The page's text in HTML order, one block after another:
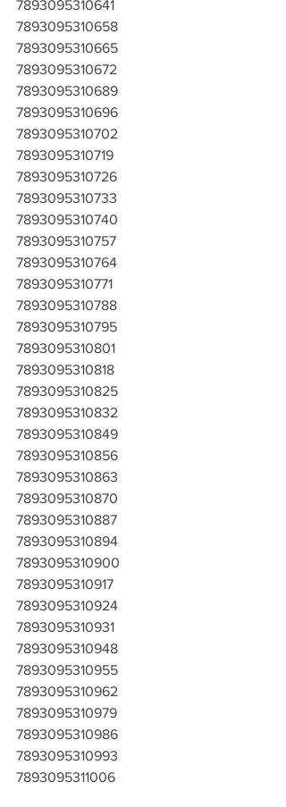
7893095310641
7893095310658
7893095310665
7893095310672
7893095310689
7893095310696
7893095310702
7893095310719
7893095310726
7893095310733
7893095310740
7893095310757
7893095310764
7893095310771
7893095310788
7893095310795
7893095310801
7893095310818
7893095310825
7893095310832
7893095310849
7893095310856
7893095310863
7893095310870
7893095310887
7893095310894
7893095310900
7893095310917
7893095310924
7893095310931
7893095310948
7893095310955
7893095310962
7893095310979
7893095310986
7893095310993
7893095311006